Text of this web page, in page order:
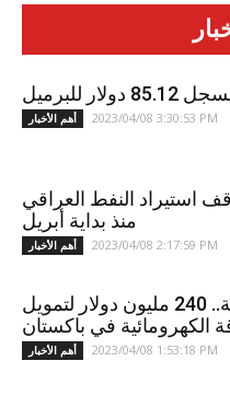
للبرميل
أهم الأخبار 2023/04/08 3:30:53 PM
استيراد النفط العراقي
منذ بداية أبريل
أهم الأخبار 2023/04/08 2:17:59 PM
السعودية.. 240 مليون دولار لتمويل
الكهرومائية في باكستان
أهم الأخبار 2023/04/08 1:53:18 PM